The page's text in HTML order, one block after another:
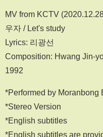
MV from KCTV
우자 / Let's study
Lyrics: 리광선
Composition: Hwang Jin-
1992
*Performed by Moranbong
*Stereo Version
*English subtitles
*English subtitles are